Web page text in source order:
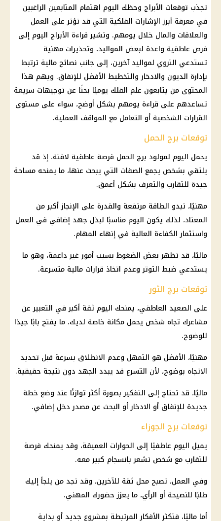
تجذب توقعات الأبراج وحظك اليوم اهتمام المتابعين الراغبين
في معرفة أبرز الإشارات الفلكية التي قد تؤثر على العمل
والعلاقات والمال خلال يومهم. وتشير قراءة الأبراج اليوم إلى
فرص عاطفية واعدة لبعض المواليد، وتحذيرات مهنية
تستدعي التروي لمواليد آخرين، إلى جانب نصائح مالية ترتبط
بإدارة الديون والادخار والتخطيط الأفضل للإنفاق. ويهم هذا
المحتوى من يتابعون علم الفلك يوميًا بحثًا عن توجيهات سريعة
تساعدهم على قراءة يومهم بشكل أوضح، سواء على مستوى
القرارات الشخصية أو التعامل مع المواقف العملية.
توقعات برج الحمل
يحمل اليوم لمولود برج الحمل فرصة عاطفية لافتة، إذ قد
يلتقي بشخص يجمع الصفات التي يبحث عنها، ما يمنحه مساحة
جيدة للتقارب والتعرف بشكل أعمق.
مهنيًا، تبدو الطاقة مرتفعة والقدرة على الإنجاز أكبر من
المعتاد، لذلك يكون اليوم مناسبًا لبذل جهد إضافي في العمل
واستثمار الكفاءة العالية في إنهاء المهام.
ماليًا، قد تظهر بعض الضغوط بسبب أمور غير داعمة، وهو ما
يستدعي ضبط التوتر وعدم اتخاذ قرارات مالية متسرعة.
توقعات برج الثور
على الصعيد العاطفي، يمنحك اليوم ثقة أكبر في التعبير عن
مشاعرك تجاه شخص يحمل مكانة خاصة لديك، ما يفتح بابًا جيدًا
للوضوح.
مهنيًا، الأفضل هو التمهل وعدم الانطلاق بسرعة قبل تحديد
الاتجاه بوضوح، لأن التسرع قد يبدد الجهد دون نتيجة حقيقية.
ماليًا، قد تحتاج إلى التفكير بصورة أكثر توازنًا عند وضع خطة
جديدة للإنفاق أو الادخار أو البحث عن مصدر دخل إضافي.
توقعات برج الجوزاء
يميل اليوم عاطفيًا إلى الحوارات العميقة، وقد يمنحك فرصة
للتقارب مع شخص تشعر بانسجام كبير معه.
وفي العمل، تصبح محل ثقة للآخرين، وقد تجد من يلجأ إليك
طلبًا للنصيحة أو الرأي، ما يعزز حضورك المهني.
أما ماليًا، فتكثر الأفكار المرتبطة بمشروع جديد أو بداية